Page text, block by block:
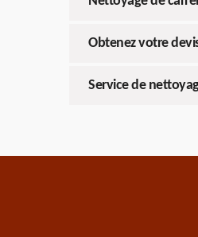
Obtenez votre
Service de